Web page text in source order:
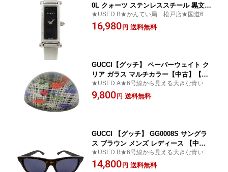
0L クォーツ ステンレススチール 黒文字
盤 稼働確認済み 現状販売【中古】【松
戸】
★USED B★かんてい局 松戸店★国道6号
線沿いの青い看板が目印！★
16,980 円 送料無料
GUCCI【グッチ】 ペーパーウェイト ク
リア ガラス マルチカラー【中古】【松
戸店】
★USED A★6号線から見える大きな青い看
板が目印です♪かんてい局 松戸店
9,800 円 送料無料
GUCCI 【グッチ】 GG0008S サングラ
ス ブラウン メンズ レディース 【中
古】【松戸店】
★USED B★6号線から見える大きな青い看
板が目印です♪かんてい局 松戸店
14,800 円 送料無料